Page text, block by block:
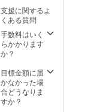
ワッペ
ンが出
来上が
り次第
掲載〜
始から
半年 ・
掲載方
法：文
考欄に
希望さ
れる配
送先の
住所を
くださ
い レー
シング
スーツ
支援に関するよ
くある質問
手数料はいく
らかかります
か？
目標金額に届
かなかった場
合どうなりま
すか？